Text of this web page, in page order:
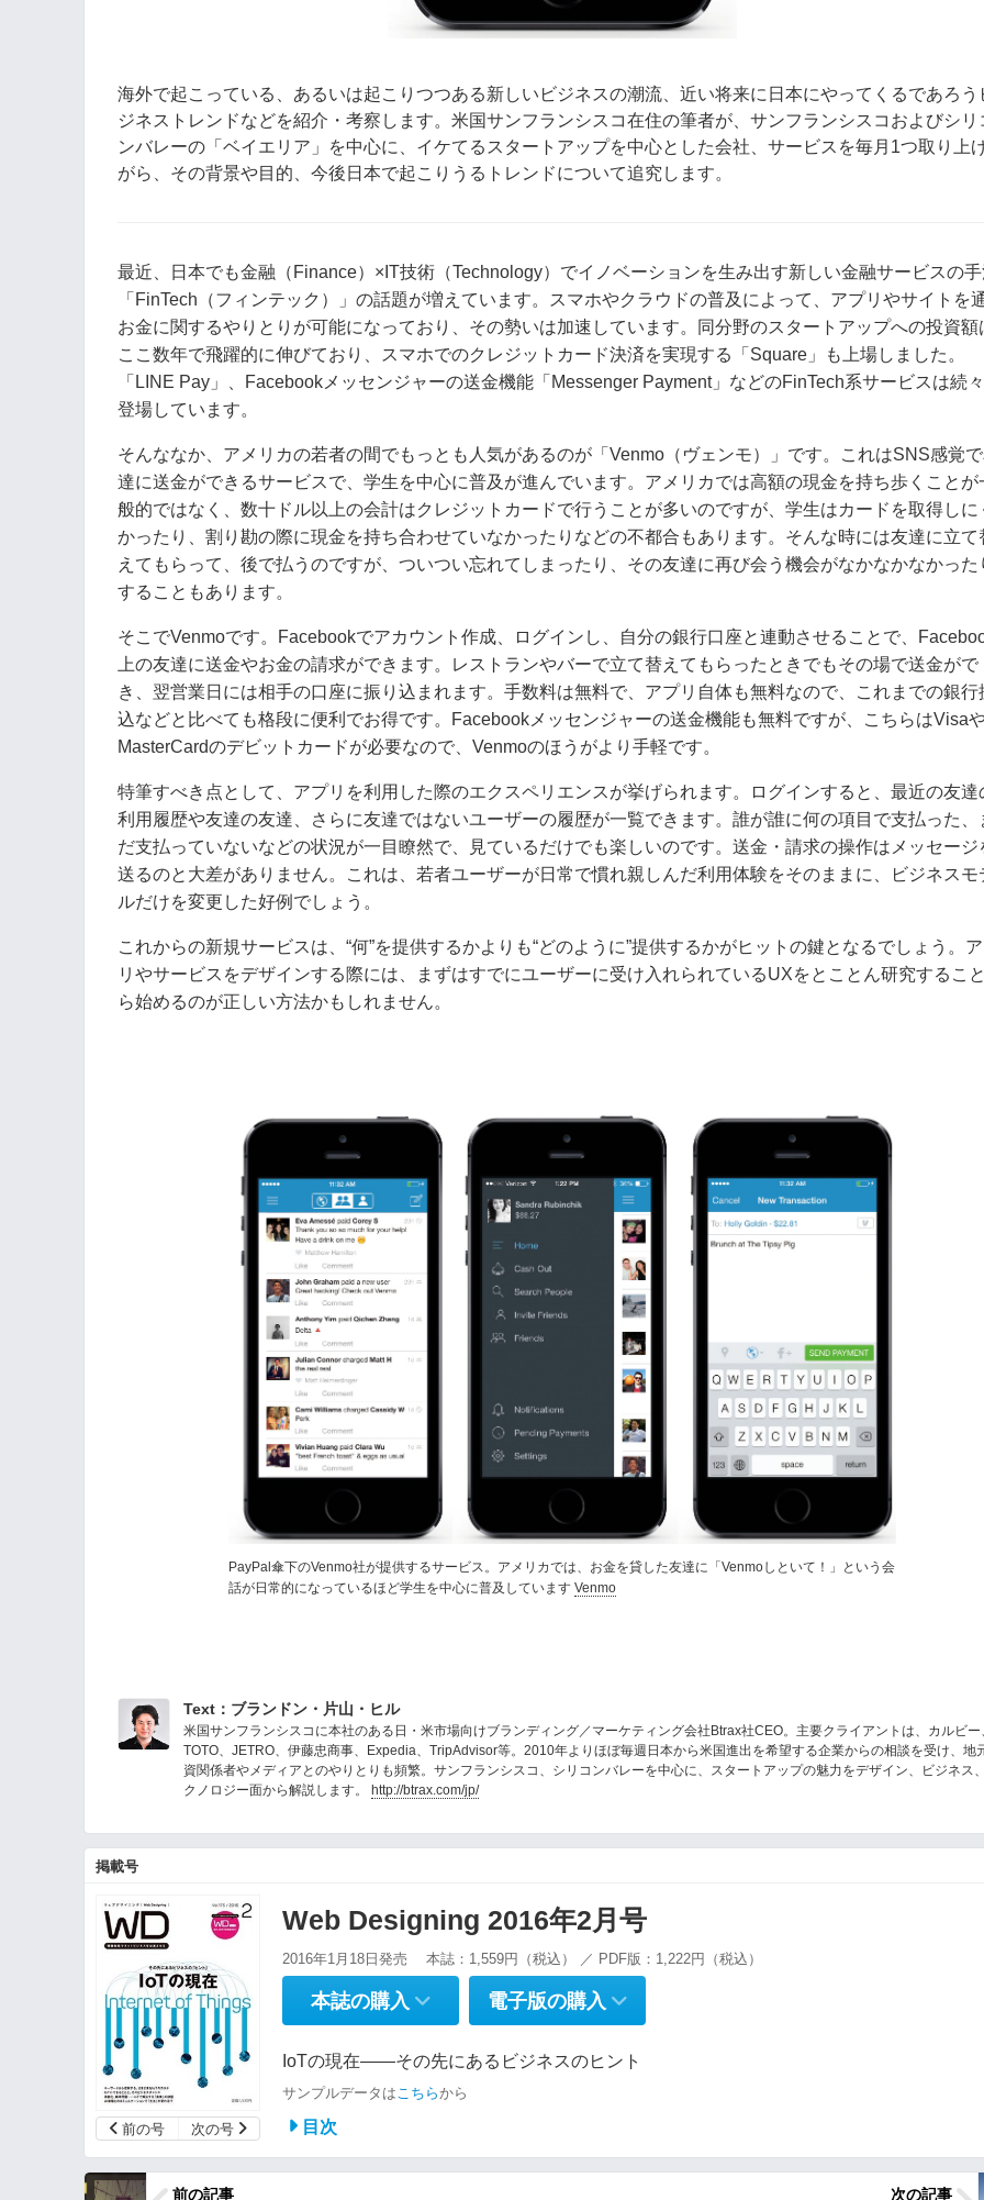
海外で起こっている、あるいは起こりつつある新しいビジネスの潮流、近い将来に日本にやってくるであろう
ジネストレンドなどを紹介・考察します。米国サンフランシスコ在住の筆者が、サンフランシスコおよびシリ
ンバレーの「ベイエリア」を中心に、イケてるスタートアップを中心とした会社、サービスを毎月1つ取り上
がら、その背景や目的、今後日本で起こりうるトレンドについて追究します。
最近、日本でも金融（Finance）×IT技術（Technology）でイノベーションを生み出す新しい金融サービスの
「FinTech（フィンテック）」の話題が増えています。スマホやクラウドの普及によって、アプリやサイトを
お金に関するやりとりが可能になっており、その勢いは加速しています。同分野のスタートアップへの投資額
ここ数年で飛躍的に伸びており、スマホでのクレジットカード決済を実現する「Square」も上場しました。
「LINE Pay」、Facebookメッセンジャーの送金機能「Messenger Payment」などのFinTech系サービスは続
登場しています。
そんななか、アメリカの若者の間でもっとも人気があるのが「Venmo（ヴェンモ）」です。これはSNS感覚
達に送金ができるサービスで、学生を中心に普及が進んでいます。アメリカでは高額の現金を持ち歩くことが
般的ではなく、数十ドル以上の会計はクレジットカードで行うことが多いのですが、学生はカードを取得しに
かったり、割り勘の際に現金を持ち合わせていなかったりなどの不都合もあります。そんな時には友達に立て
えてもらって、後で払うのですが、ついつい忘れてしまったり、その友達に再び会う機会がなかなかなかった
することもあります。
そこでVenmoです。Facebookでアカウント作成、ログインし、自分の銀行口座と連動させることで、
上の友達に送金やお金の請求ができます。レストランやバーで立て替えてもらったときでもその場で送金がで
き、翌営業日には相手の口座に振り込まれます。手数料は無料で、アプリ自体も無料なので、これまでの銀行
込などと比べても格段に便利でお得です。Facebookメッセンジャーの送金機能も無料ですが、こちらはVisa
MasterCardのデビットカードが必要なので、Venmoのほうがより手軽です。
特筆すべき点として、アプリを利用した際のエクスペリエンスが挙げられます。ログインすると、最近の友達
利用履歴や友達の友達、さらに友達ではないユーザーの履歴が一覧できます。誰が誰に何の項目で支払った、
だ支払っていないなどの状況が一目瞭然で、見ているだけでも楽しいのです。送金・請求の操作はメッセージ
送るのと大差がありません。これは、若者ユーザーが日常で慣れ親しんだ利用体験をそのままに、ビジネスモ
ルだけを変更した好例でしょう。
これからの新規サービスは、“何”を提供するかよりも“どのように”提供するかがヒットの鍵となるでしょう。
リやサービスをデザインする際には、まずはすでにユーザーに受け入れられているUXをとことん研究するこ
ら始めるのが正しい方法かもしれません。
PayPal傘下のVenmo社が提供するサービス。アメリカでは、お金を貸した友達に「Venmoしといて！」という会
話が日常的になっているほど学生を中心に普及していますVenmo
Text：ブランドン・片山・ヒル
米国サンフランシスコに本社のある日・米市場向けブランディング／マーケティング会社Btrax社CEO。主要クライアントは、カルビー
TOTO、JETRO、伊藤忠商事、Expedia、TripAdvisor等。2010年よりほぼ毎週日本から米国進出を希望する企業からの相談を受け、地
資関係者やメディアとのやりとりも頻繁。サンフランシスコ、シリコンバレーを中心に、スタートアップの魅力をデザイン、ビジネス
クノロジー面から解説します。
http://btrax.com/jp/
掲載号
前の号 次の号
Web Designing 2016年2月号
2016年1月18日発売 本誌：1,559円（税込） ／ PDF版：1,222円（税込）
本誌の購入 電子版の購入
IoTの現在――その先にあるビジネスのヒント
サンプルデータは こちらから
目次
次の記事
前の記事